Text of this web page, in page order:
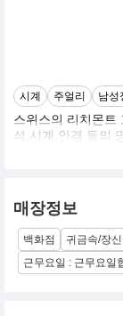
시계 주얼리 남성
스위스의 리치몬트
석,시계,안경 등의
다. 프랑스의 유명
까르티에, 피아제,
크리에이티브 아케
있다. 경영전문가
트 그룹의 로버트
내는 것 이여야 한
제품에는 영혼을
매장정보
백화점 귀금속/장
근무요일 : 근무요일